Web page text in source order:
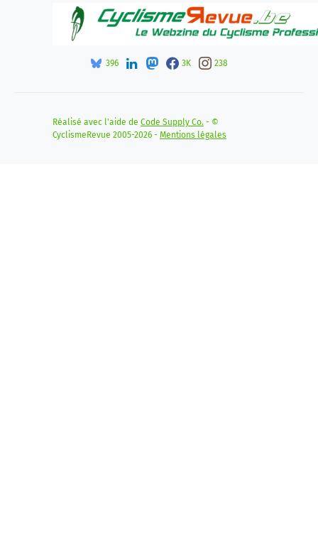
396 3K 238
Réalisé avec l'aide de Code Supply Co. - ©
CyclismeRevue 2005-2026 - Mentions légales